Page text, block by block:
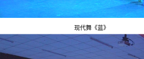
现代舞《蓝》